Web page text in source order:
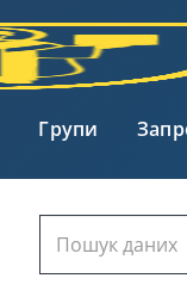
Групи